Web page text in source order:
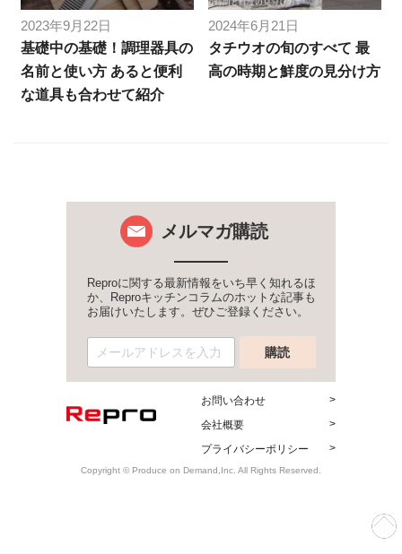
2023年9月22日
基礎中の基礎！調理器具の
名前と使い方 あると便利
な道具も合わせて紹介
2024年6月21日
タチウオの旬のすべて 最
高の時期と鮮度の見分け方
メルマガ購読
Reproに関する最新情報をいち早く知れるほ
か、Reproキッチンコラムのホットな記事も
お届けいたします。ぜひご登録ください。
お問い合わせ
会社概要
プライバシーポリシー
Copyright © Produce on Demand,Inc. All Rights Reserved.